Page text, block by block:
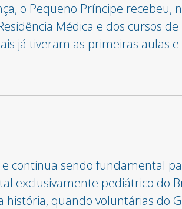
o Pequeno Príncipe recebeu,
Médica e dos cursos de
já tiveram as primeiras aulas
continua sendo fundamental
exclusivamente pediátrico do
quando voluntárias do